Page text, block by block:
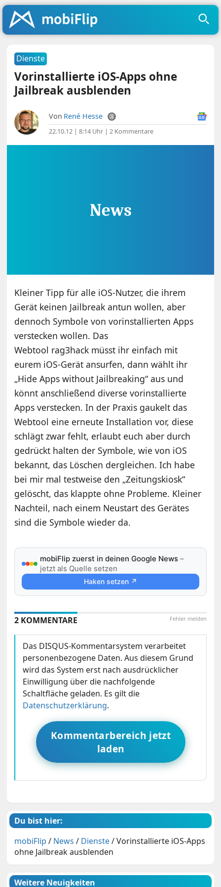
Dienste
Vorinstallierte iOS-Apps ohne
Jailbreak ausblenden
Von René Hesse
22.10.12 | 8:14 Uhr |2 Kommentare
Kleiner Tipp für alle iOS-Nutzer, die ihrem
Gerät keinen Jailbreak antun wollen, aber
dennoch Symbole von vorinstallierten Apps
verstecken wollen. Das
Webtool rag3hack müsst ihr einfach mit
eurem iOS-Gerät ansurfen, dann wählt ihr
„Hide Apps without Jailbreaking“ aus und
könnt anschließend diverse vorinstallierte
Apps verstecken. In der Praxis gaukelt das
Webtool eine erneute Installation vor, diese
schlägt zwar fehlt, erlaubt euch aber durch
gedrückt halten der Symbole, wie von iOS
bekannt, das Löschen dergleichen. Ich habe
bei mir mal testweise den „Zeitungskiosk“
gelöscht, das klappte ohne Probleme. Kleiner
Nachteil, nach einem Neustart des Gerätes
sind die Symbole wieder da.
mobiFlip zuerst in deinen Google News –
jetzt als Quelle setzen
Haken setzen ↗
Fehler melden
2 KOMMENTARE
Das DISQUS-Kommentarsystem verarbeitet
personenbezogene Daten. Aus diesem Grund
wird das System erst nach ausdrücklicher
Einwilligung über die nachfolgende
Schaltfläche geladen. Es gilt die
Datenschutzerklärung.
Kommentarbereich jetzt
laden
Du bist hier:
mobiFlip / News / Dienste/Vorinstallierte iOS-Apps
ohne Jailbreak ausblenden
Weitere Neuigkeiten